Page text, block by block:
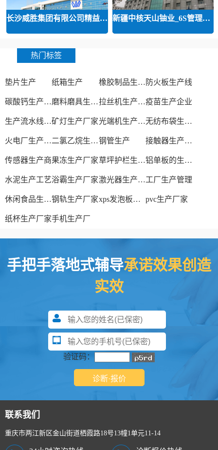
长沙威胜集团有限公司精益运营 新疆中核天山铀业_6S管理和精益管
热门标签
垫片生产 纸箱生产 橡胶制品生产厂 防火板生产线
碳酸钙生产设备 磨料磨具生产厂家 拉丝机生产厂家疫苗生产企业
生产流水线设备矿灯生产厂家 光端机生产厂家 无纺布袋生产厂家
火电厂生产过程 二氯乙烷生产厂家钢管生产 接触器生产厂家
传感器生产商果冻生产厂家 草坪护栏生产厂家 铝单板的生产厂家
水泥生产工艺浴霸生产厂家 激光器生产厂家工厂生产管理
休闲食品生产线钢轨生产厂家 xps发泡板材生产线 pvc生产厂家
纸杯生产厂家手机生产厂
手把手落地式辅导承诺效果创造
实效
验证码：
联系我们
重庆市两江新区金山街道栖霞路18号13幢1单元11-14